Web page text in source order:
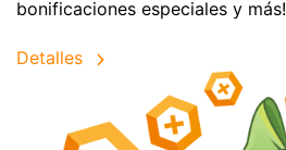
bonificaciones especiales y más!
Detalles